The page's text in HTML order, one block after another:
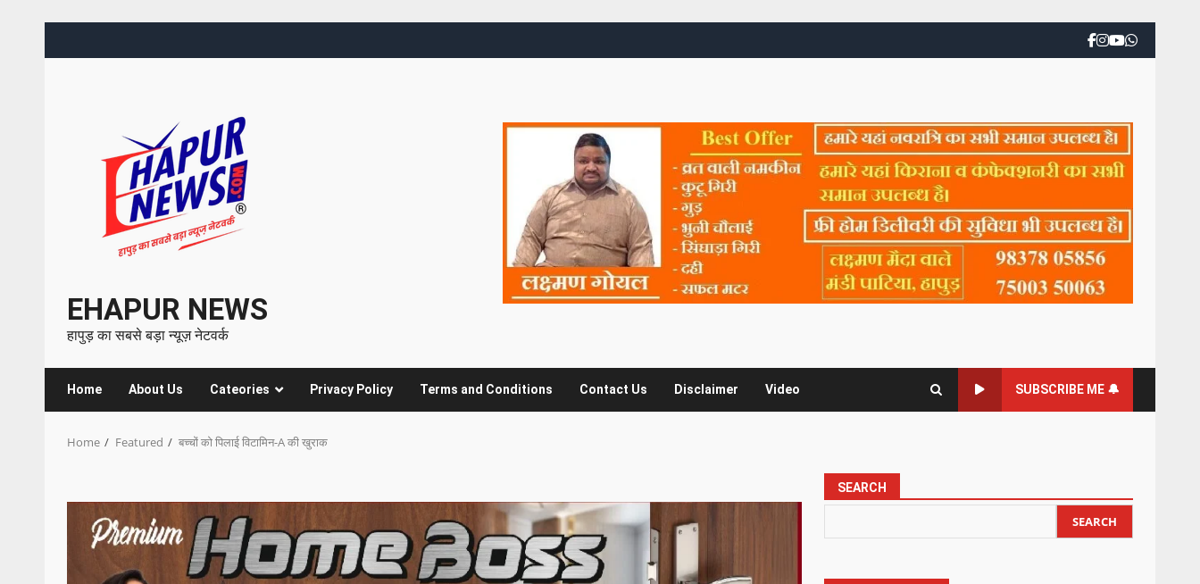
EHAPUR NEWS
हापुड़ का सबसे बड़ा न्यूज़ नेटवर्क
Home About Us Cateories Privacy Policy Terms and Conditions Contact Us Disclaimer Video SUBSCRIBE ME 🔔
Home Featured बच्चों को पिलाई विटामिन-A की खुराक
SEARCH
SEARCH